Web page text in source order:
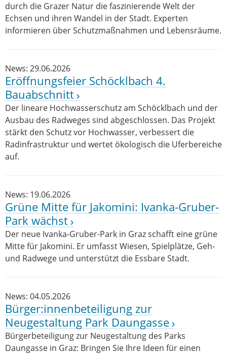
durch die Grazer Natur die faszinierende Welt der
Echsen und ihren Wandel in der Stadt. Experten
informieren über Schutzmaßnahmen und Lebensräume.
News: 29.06.2026
Eröffnungsfeier Schöcklbach 4.
Bauabschnitt
Der lineare Hochwasserschutz am Schöcklbach und der
Ausbau des Radweges sind abgeschlossen. Das Projekt
stärkt den Schutz vor Hochwasser, verbessert die
Radinfrastruktur und wertet ökologisch die Uferbereiche
auf.
News: 19.06.2026
Grüne Mitte für Jakomini: Ivanka-Gruber-
Park wächst
Der neue Ivanka-Gruber-Park in Graz schafft eine grüne
Mitte für Jakomini. Er umfasst Wiesen, Spielplätze, Geh-
und Radwege und unterstützt die Essbare Stadt.
News: 04.05.2026
Bürger:innenbeteiligung zur
Neugestaltung Park Daungasse
Bürgerbeteiligung zur Neugestaltung des Parks
Daungasse in Graz: Bringen Sie Ihre Ideen für einen